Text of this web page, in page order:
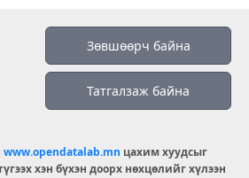
Зөвшөөрч байна
Татгалзаж байна
www.opendatalab.mn цахим хуудсыг
хэн бүхэн доорх нөхцөлийг хүлээн